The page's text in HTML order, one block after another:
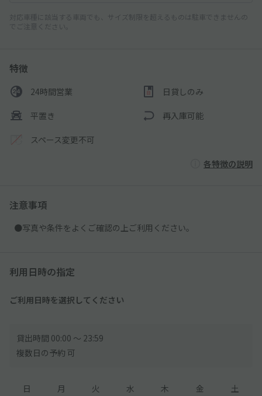
対応車種に該当する車両でも、サイズ制限を超えるものは駐車できませんの
でご注意ください。
特徴
24時間営業 日貸しのみ
平置き 再入庫可能
スペース変更不可
各特徴の説明
注意事項
●写真や条件をよくご確認の上ご利用ください。
利用日時の指定
ご利用日時を選択してください
貸出時間 00:00 〜 23:59
複数日の予約 可
日 月 火 水 木 金 土